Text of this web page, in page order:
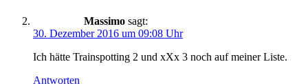
Massimo sagt:
30. Dezember 2016 um 09:08 Uhr
Ich hätte Trainspotting 2 und xXx 3 noch auf meiner Liste.
Antworten